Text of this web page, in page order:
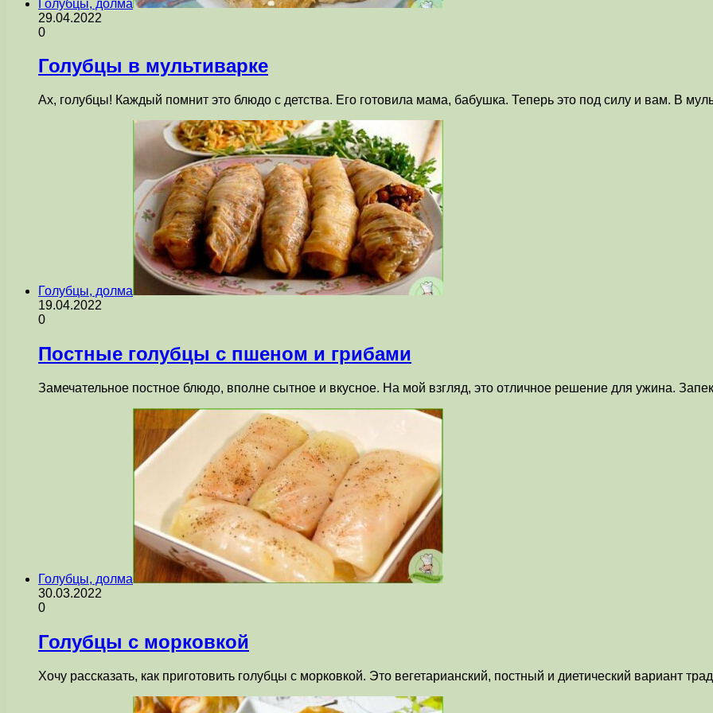
Голубцы, долма
29.04.2022
0
Голубцы в мультиварке
Ах, голубцы! Каждый помнит это блюдо с детства. Его готовила мама, бабушка. Теперь это под силу и вам. В
Голубцы, долма
19.04.2022
0
Постные голубцы с пшеном и грибами
Замечательное постное блюдо, вполне сытное и вкусное. На мой взгляд, это отличное решение для ужина.
Голубцы, долма
30.03.2022
0
Голубцы с морковкой
Хочу рассказать, как приготовить голубцы с морковкой. Это вегетарианский, постный и диетический вариант